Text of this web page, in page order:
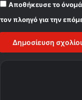
Αποθήκευσε το όνομά
τον πλοηγό για την